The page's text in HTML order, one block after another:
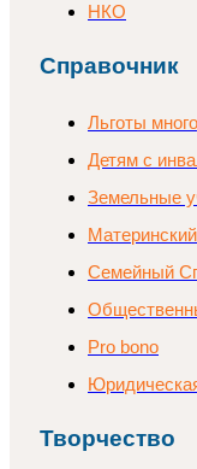
НКО
Справочник
Льготы
Детям с
Земельные
Семейный
Pro bono
Творчество